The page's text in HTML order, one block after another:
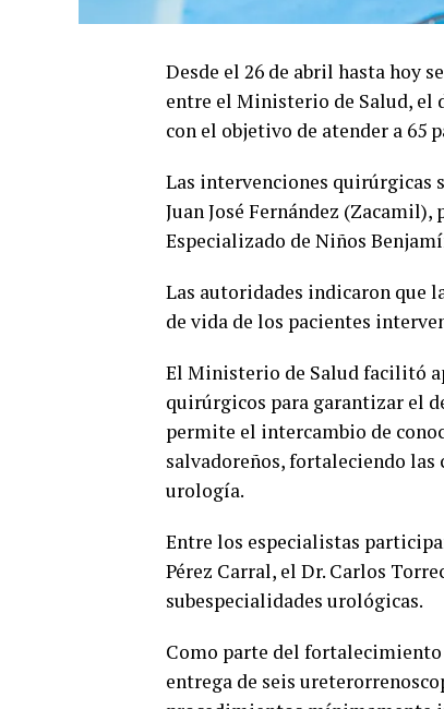
Desde el 26 de abril hasta hoy
entre el Ministerio de Salud, el
con el objetivo de atender a 65
Las intervenciones quirúrgicas
Juan José Fernández
Especializado de Niños
Las autoridades indicaron que
de vida de los pacientes
El Ministerio de Salud facilitó
quirúrgicos para garantizar el
permite el intercambio de
salvadoreños, fortaleciendo las
urología.
Entre los especialistas
Pérez Carral, el Dr. Carlos
subespecialidades urológicas.
Como parte del
entrega de seis